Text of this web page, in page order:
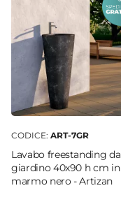
CODICE: ART-7GR
Lavabo freestanding da
giardino 40x90 h cm in
marmo nero - Artizan